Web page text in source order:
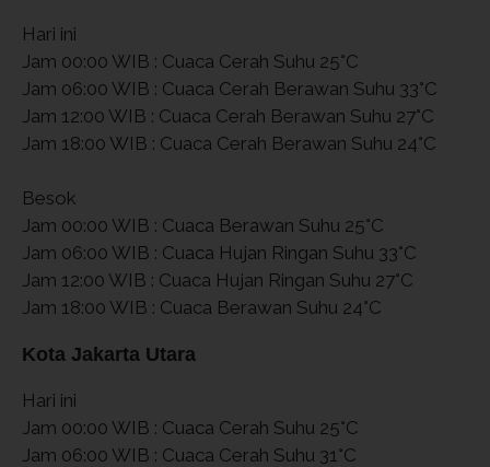
Hari ini
Jam 00:00 WIB : Cuaca Cerah Suhu 25°C
Jam 06:00 WIB : Cuaca Cerah Berawan Suhu 33°C
Jam 12:00 WIB : Cuaca Cerah Berawan Suhu 27°C
Jam 18:00 WIB : Cuaca Cerah Berawan Suhu 24°C
Besok
Jam 00:00 WIB : Cuaca Berawan Suhu 25°C
Jam 06:00 WIB : Cuaca Hujan Ringan Suhu 33°C
Jam 12:00 WIB : Cuaca Hujan Ringan Suhu 27°C
Jam 18:00 WIB : Cuaca Berawan Suhu 24°C
Kota Jakarta Utara
Hari ini
Jam 00:00 WIB : Cuaca Cerah Suhu 25°C
Jam 06:00 WIB : Cuaca Cerah Suhu 31°C